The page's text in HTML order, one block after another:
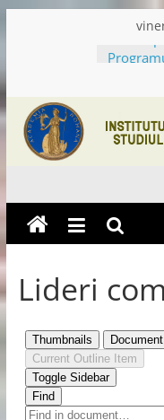
de luni
Pentru
Studiul
Academia
Română
Lideri